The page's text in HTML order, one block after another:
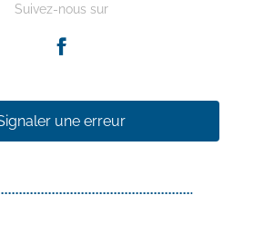
Suivez-nous sur
une erreur